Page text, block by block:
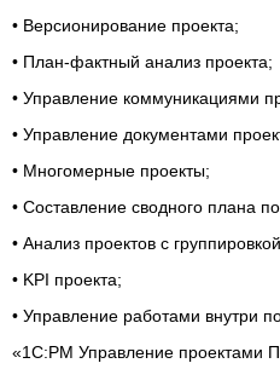
• Версионирование проекта;
• План-фактный анализ проекта;
• Управление коммуникациями
• Управление документами
• Многомерные проекты;
• Составление сводного плана
• Анализ проектов с
• KPI проекта;
• Управление работами внутри
«1С:PM Управление проектами